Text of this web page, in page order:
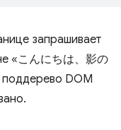
запрашивает
«こんにちは、影の
поддерево DOM